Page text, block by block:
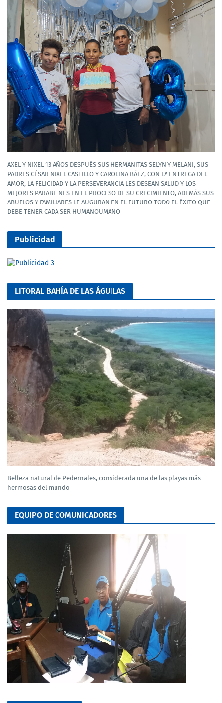
AXEL Y NIXEL 13 AÑOS DESPUÉS SUS HERMANITAS SELYN Y MELANI, SUS
PADRES CÉSAR NIXEL CASTILLO Y CAROLINA BÁEZ, CON LA ENTREGA DEL
AMOR, LA FELICIDAD Y LA PERSEVERANCIA LES DESEAN SALUD Y LOS
MEJORES PARABIENES EN EL PROCESO DE SU CRECIMIENTO, ADEMÁS SUS
ABUELOS Y FAMILIARES LE AUGURAN EN EL FUTURO TODO EL ÉXITO QUE
DEBE TENER CADA SER HUMANOUMANO
Publicidad
LITORAL BAHÍA DE LAS ÁGUILAS
Belleza natural de Pedernales, considerada una de las playas más
hermosas del mundo
EQUIPO DE COMUNICADORES